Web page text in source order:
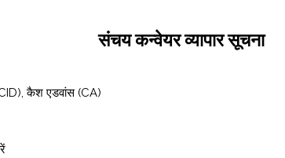
संचय कन्वेयर व्यापार सूचना
कैश एडवांस (CA)